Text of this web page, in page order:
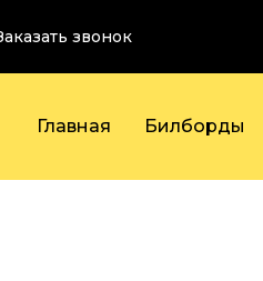
звонок
Главная Билборды